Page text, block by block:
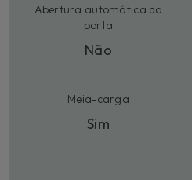
Abertura automática da
porta
Não
Meia-carga
Sim